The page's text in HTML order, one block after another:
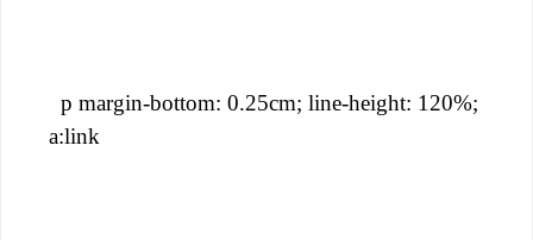
p margin-bottom: 0.25cm; line-height: 120%;
a:link